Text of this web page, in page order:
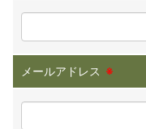
メールアドレス ※